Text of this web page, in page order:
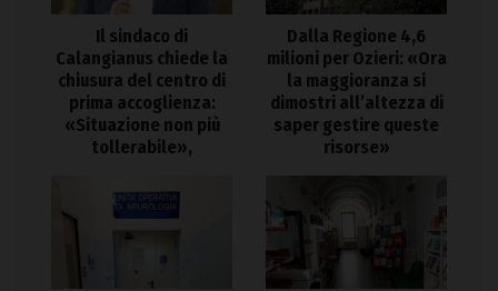
Il sindaco di
Calangianus chiede la
chiusura del centro di
prima accoglienza:
«Situazione non più
tollerabile»,
Dalla Regione 4,6
milioni per Ozieri: «Ora
la maggioranza si
dimostri all’altezza di
saper gestire queste
risorse»